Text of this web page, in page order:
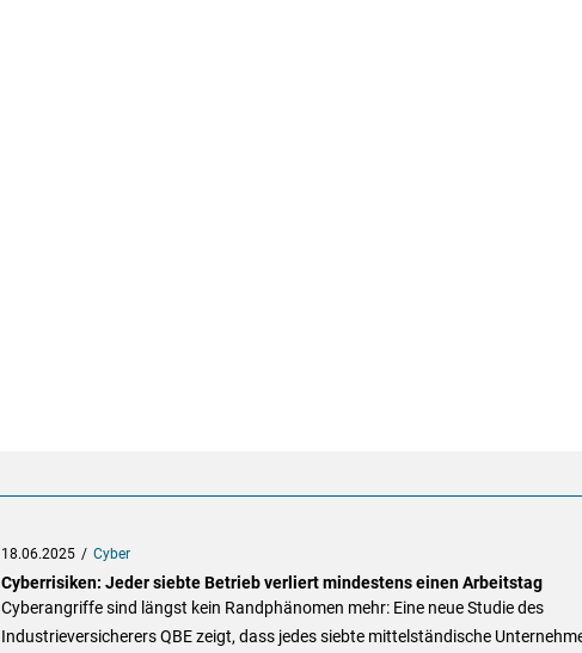
18.06.2025 Cyber
Cyberrisiken: Jeder siebte Betrieb verliert mindestens einen Arbeitstag
Cyberangriffe sind längst kein Randphänomen mehr: Eine neue Studie des
Industrieversicherers QBE zeigt, dass jedes siebte mittelständische